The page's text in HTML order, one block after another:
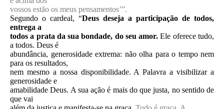
vossos estão os meus pensamentos’”.
Segundo o cardeal, “Deus deseja a participação de todos,
entrega a
todos a prata da sua bondade, do seu amor. Ele oferece tudo,
a todos. Deus é
abundância, generosidade extrema: não olha para o tempo nem
para os resultados,
nem mesmo a nossa disponibilidade. A Palavra a visibilizar a
generosidade e
amabilidade Deus. A sua ação é mais do que justa, no sentido de
que vai